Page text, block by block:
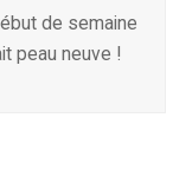
de semaine
peau neuve !